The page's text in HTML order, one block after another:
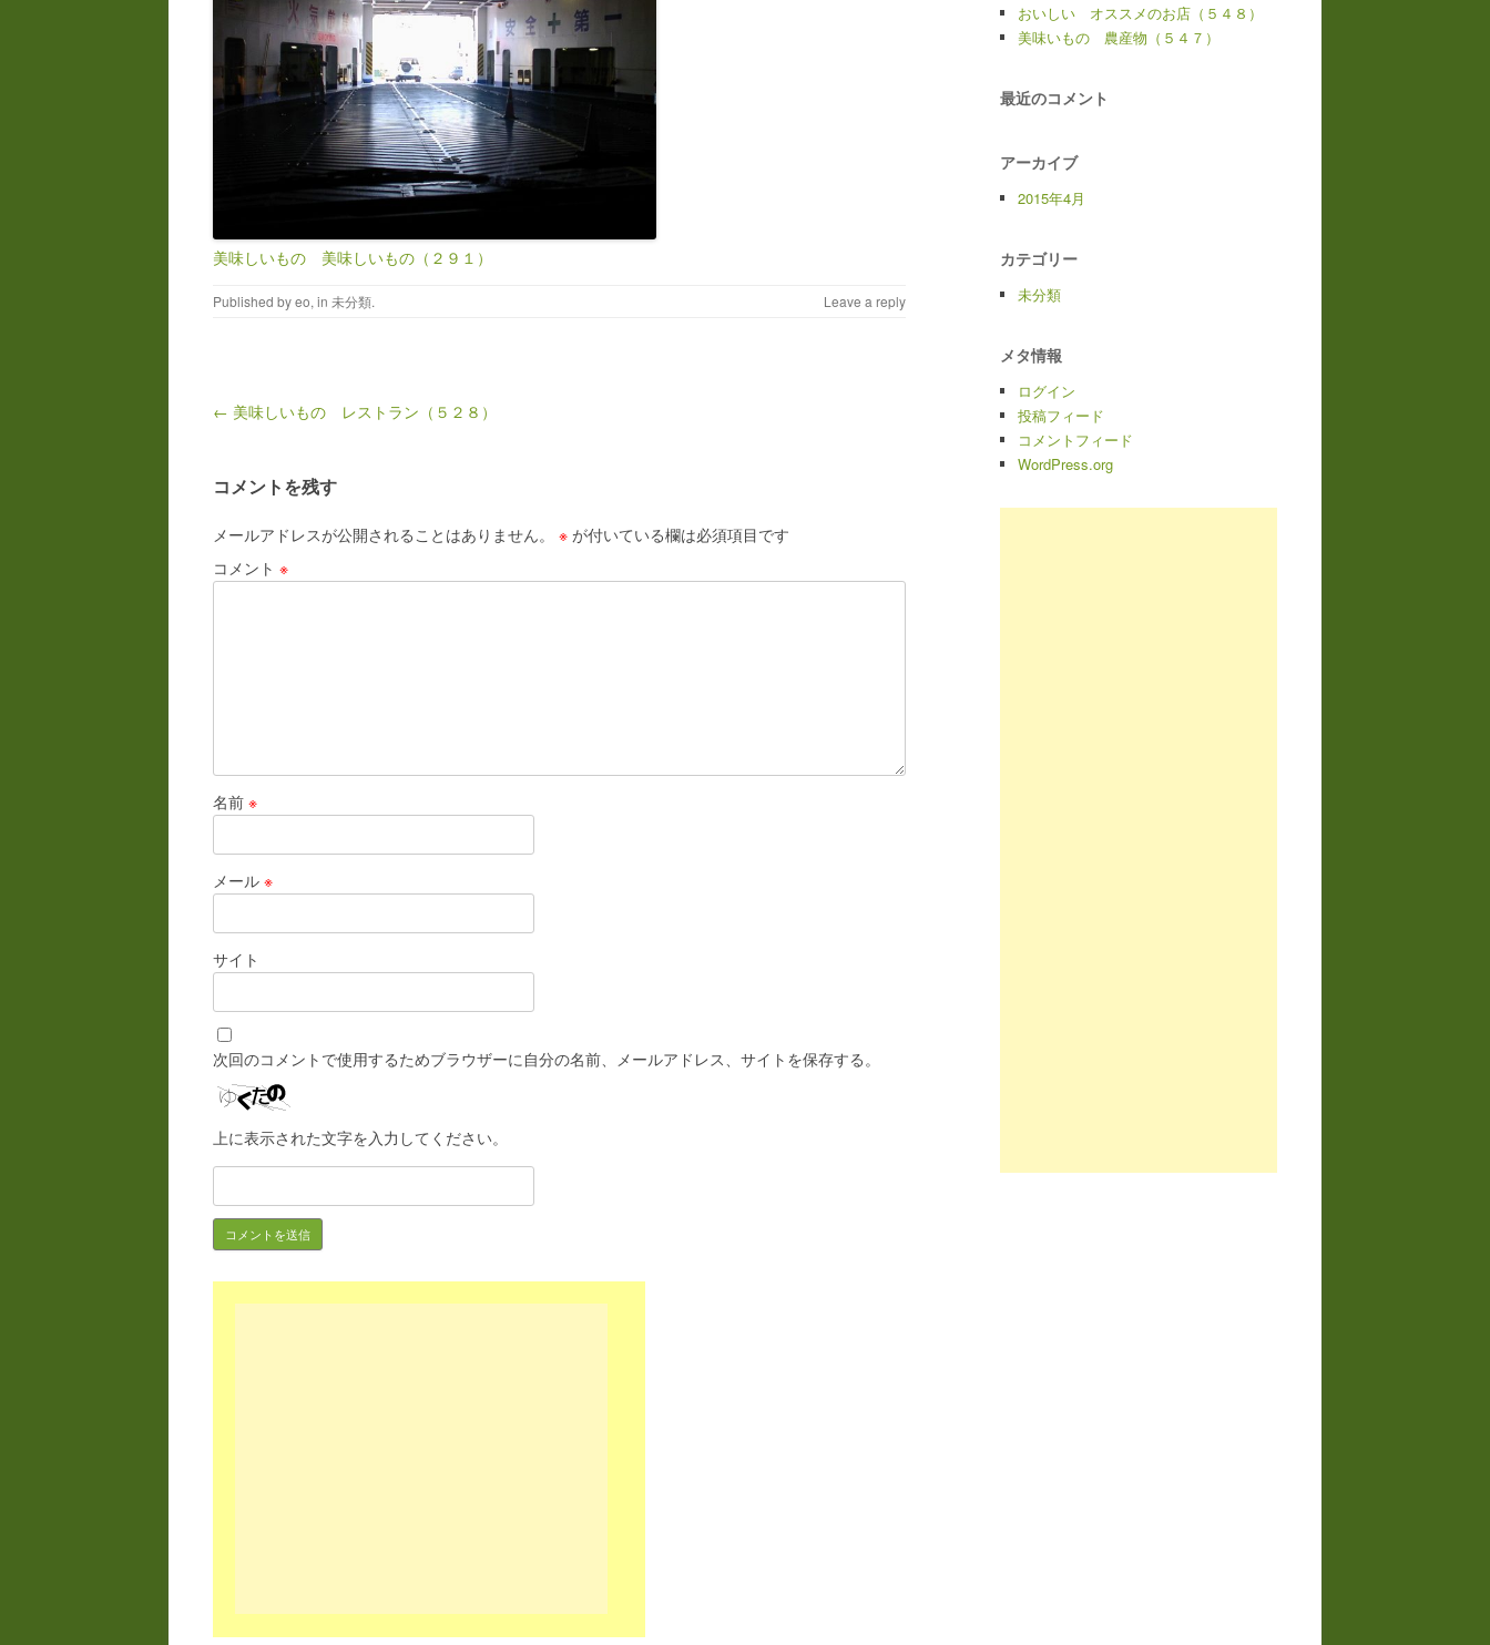
美味しいもの 美味しいもの（２９１）
Published byeo, in 未分類. Leave a reply
Post navigation
← 美味しいもの レストラン（５２８）
コメントを残す
メールアドレスが公開されることはありません。 ※ が付いている欄は必須項目です
コメント ※
名前 ※
メール ※
サイト
次回のコメントで使用するためブラウザーに自分の名前、メールアドレス、サイトを保存する。
上に表示された文字を入力してください。
おいしい オススメのお店（５４８）
美味いもの 農産物（５４７）
最近のコメント
アーカイブ
2015年4月
カテゴリー
未分類
メタ情報
ログイン
投稿フィード
コメントフィード
WordPress.org